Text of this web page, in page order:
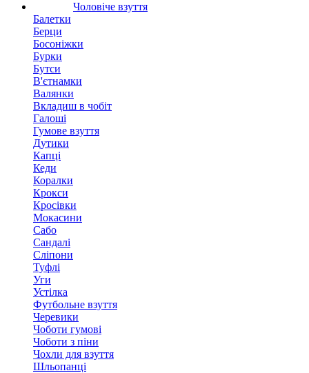
Чоловіче взуття
Балетки
Берци
Босоніжки
Бурки
Бутси
В'єтнамки
Валянки
Вкладиш в чобіт
Галоші
Гумове взуття
Дутики
Капці
Кеди
Коралки
Крокси
Кросівки
Мокасини
Сабо
Сандалі
Сліпони
Туфлі
Уги
Устілка
Футбольне взуття
Черевики
Чоботи гумові
Чоботи з піни
Чохли для взуття
Шльопанці